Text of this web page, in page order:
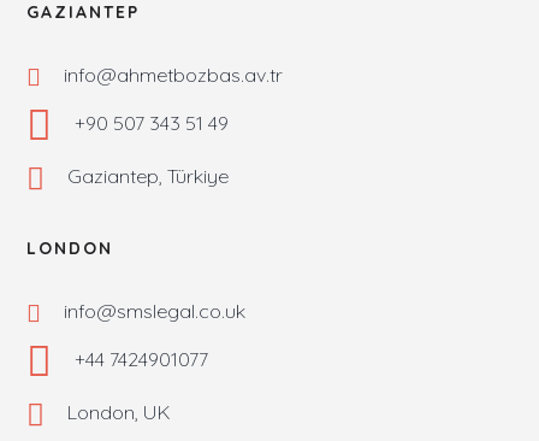
GAZIANTEP
info@ahmetbozbas.av.tr
+90 507 343 51 49
Gaziantep, Türkiye
LONDON
info@smslegal.co.uk
+44 7424901077
London, UK